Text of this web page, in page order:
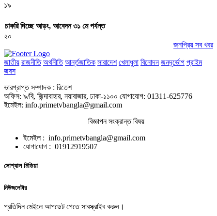
১৯
চাকরি দিচ্ছে আড়ং, আবেদন ৩১ মে পর্যন্ত
২০
জনপ্রিয় সব খবর
জাতীয় রাজনীতি অর্থনীতি আর্ন্তজাতিক সারাদেশ খেলাধুলা বিনোদন জনদূর্ভোগ প্রাইম
জবস
ভারপ্রাপ্ত সম্পাদক : রিতেশ
অফিস: ৯/বি, জিন্দাবাহার, নয়াবাজার, ঢাকা-১১০০ যোগাযোগ: 01311-625776
ইমেইল: info.primetvbangla@gmail.com
বিজ্ঞাপন সংক্রান্ত বিষয়
ইমেইল : info.primetvbangla@gmail.com
যোগাযোগ : 01912919507
সোশ্যাল মিডিয়া
নিউজলেটার
প্রতিদিন মেইলে আপডেট পেতে সাবস্ক্রাইব করুন।